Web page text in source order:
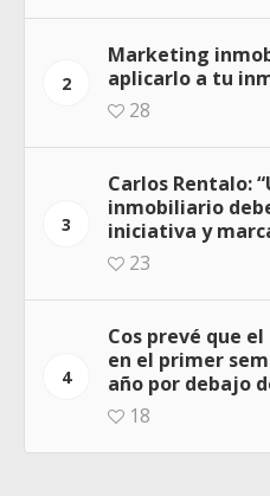
2
Marketing
aplicarlo a tu
28
3
Carlos Rentalo:
inmobiliario
iniciativa y
23
4
Cos prevé que
en el primer
año por debajo
18